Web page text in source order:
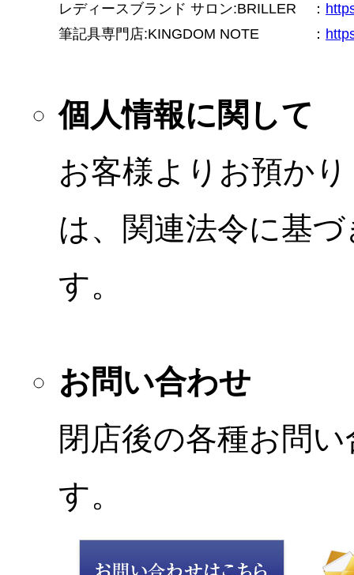
レディースブランド サロン:BRILLER
：
筆記具専門店:KINGDOM NOTE
：
個人情報に関して
お客様よりお預か
は、関連法令に基
す。
お問い合わせ
閉店後の各種お問
す。